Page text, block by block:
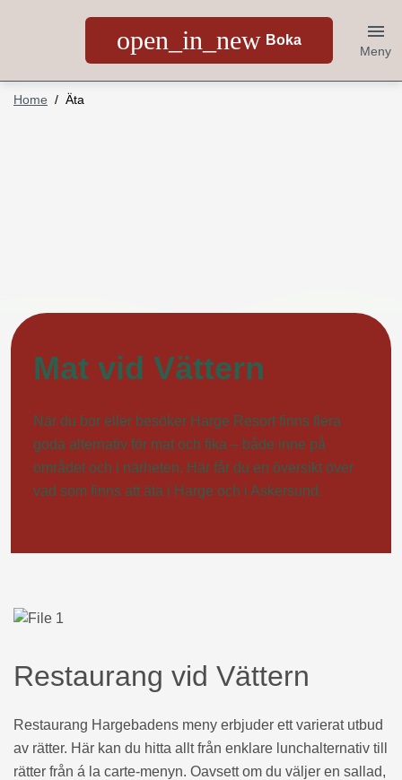
open_in_new Boka
Meny
Home Äta
Mat vid Vättern
När du bor eller besöker Harge Resort finns flera
goda alternativ för mat och fika – både inne på
området och i närheten. Här får du en översikt över
vad som finns att äta i Harge och i Askersund.
Restaurang vid Vättern
Restaurang Hargebadens meny erbjuder ett varierat utbud
av rätter. Här kan du hitta allt från enklare lunchalternativ till
rätter från á la carte-menyn. Oavsett om du väljer en sallad,